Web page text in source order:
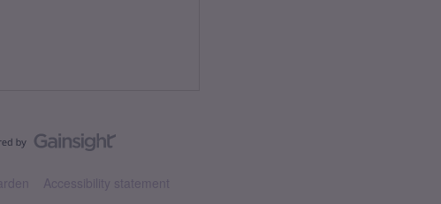
Accessibility statement